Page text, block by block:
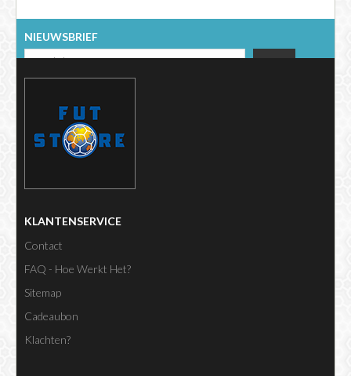
NIEUWSBRIEF
KLANTENSERVICE
Contact
FAQ - Hoe Werkt Het?
Sitemap
Cadeaubon
Klachten?